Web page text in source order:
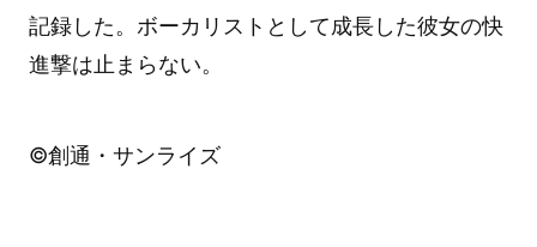
記録した。ボーカリストとして成長した彼女の快
進撃は止まらない。
©創通・サンライズ